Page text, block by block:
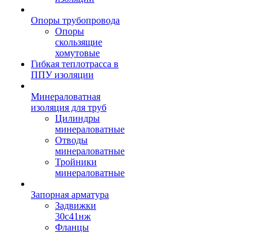
Опоры трубопровода
Опоры
скользящие
хомутовые
Гибкая теплотрасса в
ППУ изоляции
Минераловатная
изоляция для труб
Цилиндры
минераловатные
Отводы
минераловатные
Тройники
минераловатные
Запорная арматура
Задвижки
30с41нж
Фланцы